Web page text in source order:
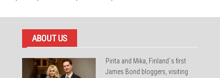
ABOUT US
Pirita and Mika, Finland´s first
James Bond bloggers, visiting